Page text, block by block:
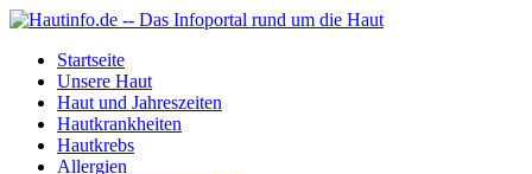
Startseite
Unsere Haut
Haut und Jahreszeiten
Hautkrankheiten
Hautkrebs
Allergien